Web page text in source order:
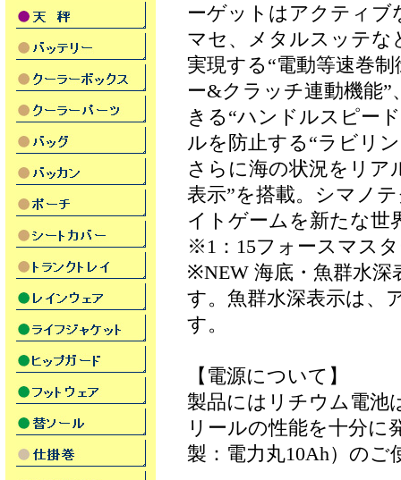
ーゲットはアクティ
マセ、メタルスッテな
実現する“電動等速巻
ー&クラッチ連動機能
きる“ハンドルスピー
ルを防止する“ラビリ
さらに海の状況をリア
表示”を搭載。シマノ
イトゲームを新たな世
※1：15フォースマス
※NEW 海底・魚群水深
す。魚群水深表示は、
す。
【電源について】
製品にはリチウム電池
リールの性能を十分に
製：電力丸10Ah）の